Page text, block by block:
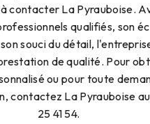
contacter La Pyrauboise.
qualifiés, son
souci du détail,
de qualité. Pour
ou pour toute
contactez La Pyrauboise
25 41 54.